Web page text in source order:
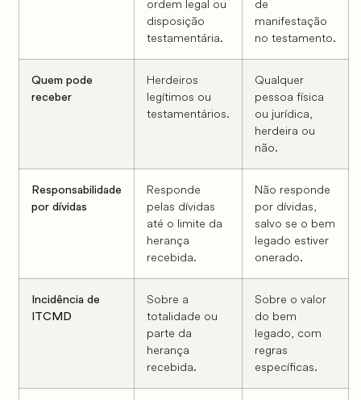
ordem legal ou
disposição
testamentária.
de
manifestação
no testamento.
Quem pode
receber
Herdeiros
legítimos ou
testamentários.
Qualquer
pessoa física
ou jurídica,
herdeira ou
não.
Responsabilidade
por dívidas
Responde
pelas dívidas
até o limite da
herança
recebida.
Não responde
por dívidas,
salvo se o bem
legado estiver
onerado.
Incidência de
ITCMD
Sobre a
totalidade ou
parte da
herança
recebida.
Sobre o valor
do bem
legado, com
regras
específicas.